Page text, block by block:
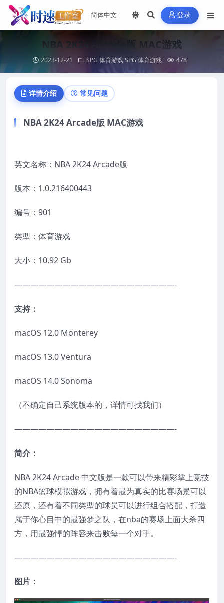
登录
NBA 2K24 Arcade版 MAC游戏
2023-12-21 SPG 体育游戏SPG 体育游戏 478
详情介绍 常见问题
NBA 2K24 Arcade版 MAC游戏
英文名称：NBA 2K24 Arcade版
版本：1.0.216400443
编号：901
类型：体育游戏
大小：10.92 Gb
————————————————————-
支持：
macOS 12.0 Monterey
macOS 13.0 Ventura
macOS 14.0 Sonoma
（不确定自己系统版本的，详情可找我们）
————————————————————-
简介：
NBA 2K24 Arcade 中文版是一款可以带来精彩掌上竞技
的NBA篮球模拟游戏，拥有着最为真实的比赛场景可以
还原，还有着不同类型的球员可以进行组合搭配，打造
属于你心目中的最强梦之队，在nba的赛场上面大杀四
方，用最强悍的阵容来击败每一个对手。
————————————————————-
图片：